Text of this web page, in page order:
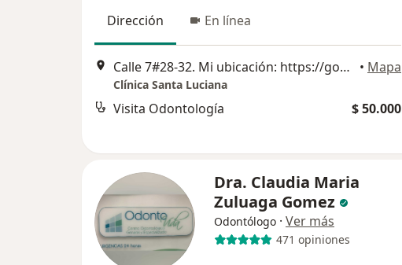
Dirección En línea
Calle 7#28-32. Mi ubicación: https://goo.gl/maps/FuRmWJCqarXXfEbcA, Cali • Mapa
Clínica Santa Luciana
Visita Odontología $ 50.000
Dra. Claudia Maria
Zuluaga Gomez
Odontólogo · Ver más
471 opiniones